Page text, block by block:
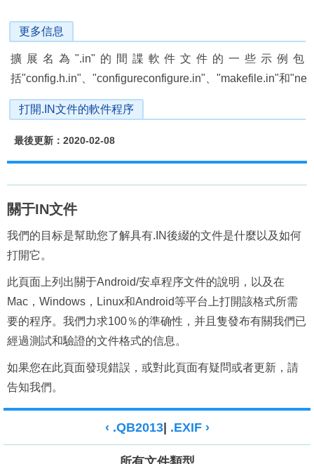
更多信息
擴展名為".in"的間諜軟件文件的一些示例包
括"config.h.in"、"configureconfigure.in"、"makefile.in"和
打開.IN文件的軟件程序
最後更新：2020-02-08
關于IN文件
我們的目标是幫助您了解具有.IN後綴的文件是什麼以及如何
打開它。
此頁面上列出關于Android/安卓程序文件的說明，以及在
Mac，Windows，Linux和Android等平台上打開該格式所需
要的程序。我們力求100％的準确性，并且隻發布有關我們已
經過測試和驗證的文件格式的信息。
如果您在此頁面發現錯誤，或對此頁面有疑問或者更新，請
告知我們。
‹ .QB2013| .EXIF ›